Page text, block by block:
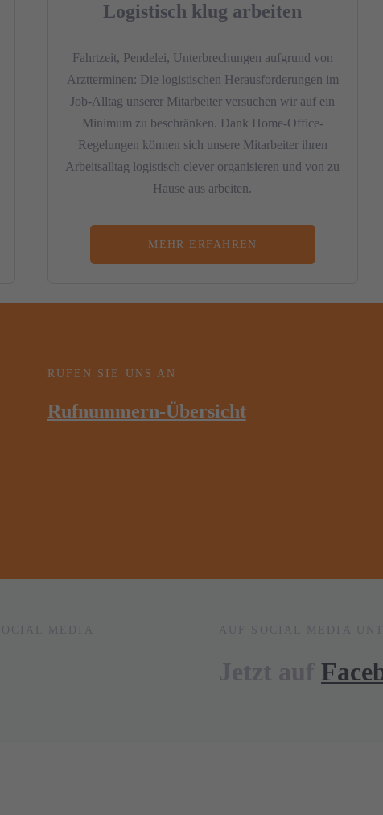
Logistisch klug arbeiten
Fahrtzeit, Pendelei, Unterbrechungen aufgrund von
Arztterminen: Die logistischen Herausforderungen im
Job-Alltag unserer Mitarbeiter versuchen wir auf ein
Minimum zu beschränken. Dank Home-Office-
Regelungen können sich unsere Mitarbeiter ihren
Arbeitsalltag logistisch clever organisieren und von zu
Hause aus arbeiten.
MEHR ERFAHREN
RUFEN SIE UNS AN
Rufnummern-Übersicht